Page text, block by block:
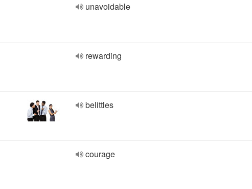
unavoidable
rewarding
belittles
courage